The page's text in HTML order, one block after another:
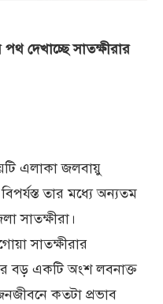
পথ দেখাচ্ছে সাতক্ষীরার
এলাকা জলবায়ু
তার মধ্যে অন্যতম
সাতক্ষীরা।
সাতক্ষীরার
বড় একটি অংশ লবনাক্ত
কতটা প্রভাব